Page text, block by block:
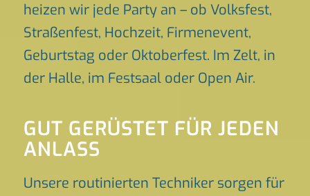
heizen wir jede Party an – ob Volksfest,
Straßenfest, Hochzeit, Firmenevent,
Geburtstag oder Oktoberfest. Im Zelt, in
der Halle, im Festsaal oder Open Air.
GUT GERÜSTET FÜR JEDEN
ANLASS
Unsere routinierten Techniker sorgen für